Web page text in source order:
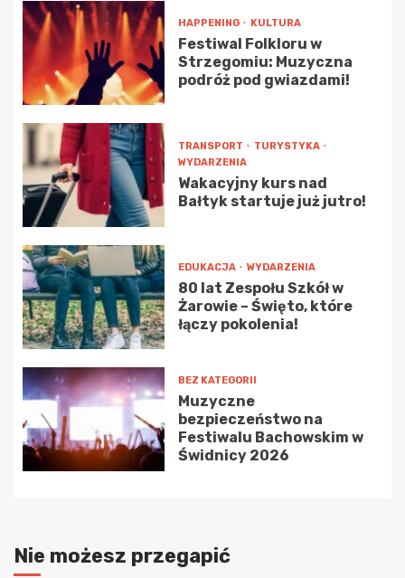
HAPPENING KULTURA
Festiwal Folkloru w
Strzegomiu: Muzyczna
podróż pod gwiazdami!
TRANSPORT
TURYSTYKA
WYDARZENIA
Wakacyjny kurs nad
Bałtyk startuje już jutro!
EDUKACJA WYDARZENIA
80 lat Zespołu Szkół w
Żarowie – Święto, które
łączy pokolenia!
BEZ KATEGORII
Muzyczne
bezpieczeństwo na
Festiwalu Bachowskim w
Świdnicy 2026
Nie możesz przegapić